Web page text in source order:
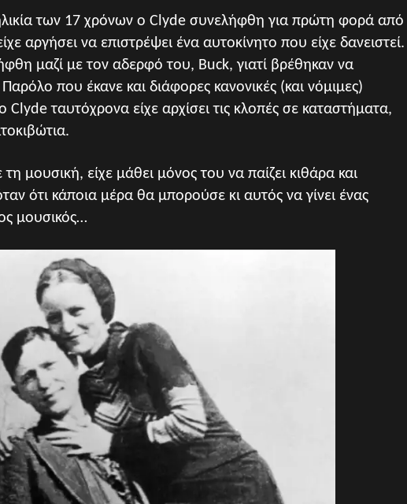
των 17 χρόνων ο Clyde συνελήφθη για πρώτη φορά από
αργήσει να επιστρέψει ένα αυτοκίνητο που είχε δανειστεί.
μαζί με τον αδερφό του, Buck, γιατί βρέθηκαν να
που έκανε και διάφορες κανονικές (και νόμιμες)
Clyde ταυτόχρονα είχε αρχίσει τις κλοπές σε καταστήματα,
μουσική, είχε μάθει μόνος του να παίζει κιθάρα και
ότι κάποια μέρα θα μπορούσε κι αυτός να γίνει ένας
μουσικός…